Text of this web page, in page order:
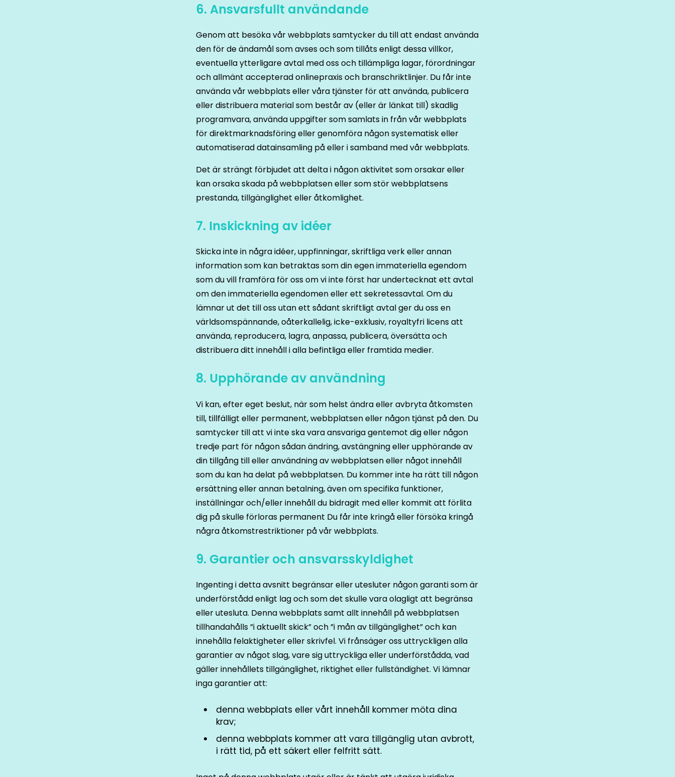
6. Ansvarsfullt användande
Genom att besöka vår webbplats samtycker du till att endast använda
den för de ändamål som avses och som tillåts enligt dessa villkor,
eventuella ytterligare avtal med oss och tillämpliga lagar, förordningar
och allmänt accepterad onlinepraxis och branschriktlinjer. Du får inte
använda vår webbplats eller våra tjänster för att använda, publicera
eller distribuera material som består av (eller är länkat till) skadlig
programvara, använda uppgifter som samlats in från vår webbplats
för direktmarknadsföring eller genomföra någon systematisk eller
automatiserad datainsamling på eller i samband med vår webbplats.
Det är strängt förbjudet att delta i någon aktivitet som orsakar eller
kan orsaka skada på webbplatsen eller som stör webbplatsens
prestanda, tillgänglighet eller åtkomlighet.
7. Inskickning av idéer
Skicka inte in några idéer, uppfinningar, skriftliga verk eller annan
information som kan betraktas som din egen immateriella egendom
som du vill framföra för oss om vi inte först har undertecknat ett avtal
om den immateriella egendomen eller ett sekretessavtal. Om du
lämnar ut det till oss utan ett sådant skriftligt avtal ger du oss en
världsomspännande, oåterkallelig, icke-exklusiv, royaltyfri licens att
använda, reproducera, lagra, anpassa, publicera, översätta och
distribuera ditt innehåll i alla befintliga eller framtida medier.
8. Upphörande av användning
Vi kan, efter eget beslut, när som helst ändra eller avbryta åtkomsten
till, tillfälligt eller permanent, webbplatsen eller någon tjänst på den. Du
samtycker till att vi inte ska vara ansvariga gentemot dig eller någon
tredje part för någon sådan ändring, avstängning eller upphörande av
din tillgång till eller användning av webbplatsen eller något innehåll
som du kan ha delat på webbplatsen. Du kommer inte ha rätt till någon
ersättning eller annan betalning, även om specifika funktioner,
inställningar och/eller innehåll du bidragit med eller kommit att förlita
dig på skulle förloras permanent Du får inte kringå eller försöka kringå
några åtkomstrestriktioner på vår webbplats.
9. Garantier och ansvarsskyldighet
Ingenting i detta avsnitt begränsar eller utesluter någon garanti som är
underförstådd enligt lag och som det skulle vara olagligt att begränsa
eller utesluta. Denna webbplats samt allt innehåll på webbplatsen
tillhandahålls ”i aktuellt skick” och ”i mån av tillgänglighet” och kan
innehålla felaktigheter eller skrivfel. Vi frånsäger oss uttryckligen alla
garantier av något slag, vare sig uttryckliga eller underförstådda, vad
gäller innehållets tillgänglighet, riktighet eller fullständighet. Vi lämnar
inga garantier att:
denna webbplats eller vårt innehåll kommer möta dina
krav;
denna webbplats kommer att vara tillgänglig utan avbrott,
i rätt tid, på ett säkert eller felfritt sätt.